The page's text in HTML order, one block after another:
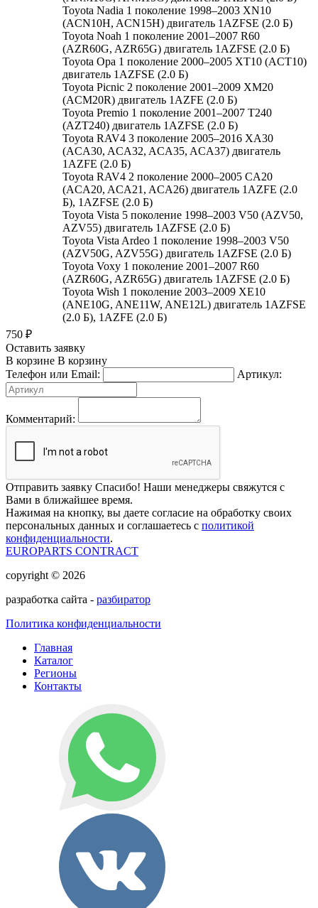
Toyota Nadia 1 поколение 1998–2003 XN10
(ACN10H, ACN15H) двигатель 1AZFSE (2.0 Б)
Toyota Noah 1 поколение 2001–2007 R60
(AZR60G, AZR65G) двигатель 1AZFSE (2.0 Б)
Toyota Opa 1 поколение 2000–2005 XT10 (ACT10)
двигатель 1AZFSE (2.0 Б)
Toyota Picnic 2 поколение 2001–2009 XM20
(ACM20R) двигатель 1AZFE (2.0 Б)
Toyota Premio 1 поколение 2001–2007 T240
(AZT240) двигатель 1AZFSE (2.0 Б)
Toyota RAV4 3 поколение 2005–2016 XA30
(ACA30, ACA32, ACA35, ACA37) двигатель
1AZFE (2.0 Б)
Toyota RAV4 2 поколение 2000–2005 CA20
(ACA20, ACA21, ACA26) двигатель 1AZFE (2.0
Б), 1AZFSE (2.0 Б)
Toyota Vista 5 поколение 1998–2003 V50 (AZV50,
AZV55) двигатель 1AZFSE (2.0 Б)
Toyota Vista Ardeo 1 поколение 1998–2003 V50
(AZV50G, AZV55G) двигатель 1AZFSE (2.0 Б)
Toyota Voxy 1 поколение 2001–2007 R60
(AZR60G, AZR65G) двигатель 1AZFSE (2.0 Б)
Toyota Wish 1 поколение 2003–2009 XE10
(ANE10G, ANE11W, ANE12L) двигатель 1AZFSE
(2.0 Б), 1AZFE (2.0 Б)
750 ₽
Оставить заявку
В корзине В корзину
Телефон или Email:
Артикул:
Комментарий:
Отправить заявку Спасибо! Наши менеджеры свяжутся с
Вами в ближайшее время.
Нажимая на кнопку, вы даете согласие на обработку своих
персональных данных и соглашаетесь с политикой
конфиденциальности.
EUROPARTS CONTRACT
copyright © 2026
разработка сайта - разбиратор
Политика конфиденциальности
Главная
Каталог
Регионы
Контакты